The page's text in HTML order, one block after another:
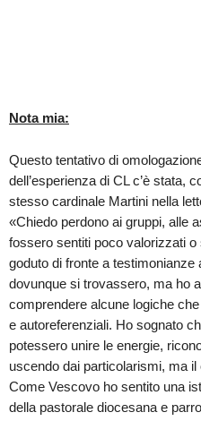
Nota mia:
Questo tentativo di
dell’esperienza di CL c’è stata,
stesso cardinale Martini nella
«Chiedo perdono ai gruppi, alle
fossero sentiti poco valorizzati
goduto di fronte a
dovunque si trovassero, ma ho
comprendere alcune logiche
e autoreferenziali. Ho sognato
potessero unire le energie,
uscendo dai particolarismi, ma
Come Vescovo ho sentito una
della pastorale diocesana e